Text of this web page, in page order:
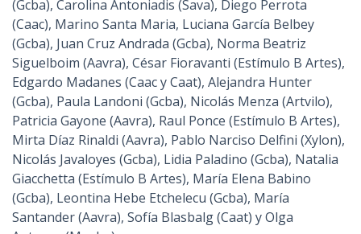
(Gcba), Carolina Antoniadis (Sava), Diego Perrota
(Caac), Marino Santa Maria, Luciana García Belbey
(Gcba), Juan Cruz Andrada (Gcba), Norma Beatriz
Siguelboim (Aavra), César Fioravanti (Estímulo B Artes),
Edgardo Madanes (Caac y Caat), Alejandra Hunter
(Gcba), Paula Landoni (Gcba), Nicolás Menza (Artvilo),
Patricia Gayone (Aavra), Raul Ponce (Estímulo B Artes),
Mirta Díaz Rinaldi (Aavra), Pablo Narciso Delfini (Xylon),
Nicolás Javaloyes (Gcba), Lidia Paladino (Gcba), Natalia
Giacchetta (Estímulo B Artes), María Elena Babino
(Gcba), Leontina Hebe Etchelecu (Gcba), María
Santander (Aavra), Sofía Blasbalg (Caat) y Olga